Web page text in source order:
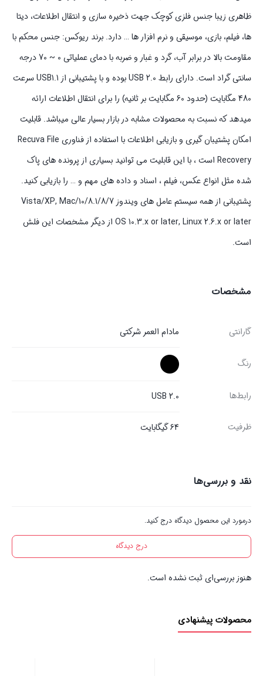
ظاهری زیبا جنس فلزی کوچک جهت ذخیره سازی و انتقال اطلاعات، دیتا
ها، فیلم، بازی، موسیقی و نرم افزار ها … دارد. برند ریوکس: جنس محکم با
مقاومت بالا در برابر آب، گرد و غبار و ضربه با دمای عملیاتی 0 ~ 70 درجه
سانتی گراد است. دارای رابط USB 2.0 بوده و با پشتیبانی از USB1.1 سرعت
480 مگابایت (حدود 60 مگابایت بر ثانیه) را برای انتقال اطلاعات ارائه
میدهد که نسبت به محصولات مشابه در بازار بسیار عالی میباشد. قابلیت
امکان پشتیبان گیری و بازیابی اطلاعات با استفاده از فناوری Recuva File
Recovery است ، با این قابلیت می توانید بسیاری از پرونده های پاک
شده مثل انواع عکس، فیلم ، اسناد و داده های مهم و … را بازیابی کنید.
پشتیبانی از همه سیستم عامل های ویندوز 10/8.1/8/7/Vista/XP, Mac
OS 10.3.x or later, Linux 2.6.x or later از دیگر مشخصات این فلش
است.
مشخصات
گارانتی مادام العمر شرکتی
رنگ
رابط‌ها USB 2.0
ظرفیت 64 گیگابایت
نقد و بررسی‌ها
درمورد این محصول دیدگاه درج کنید.
درج دیدگاه
هنوز بررسی‌ای ثبت نشده است.
محصولات پیشنهادی